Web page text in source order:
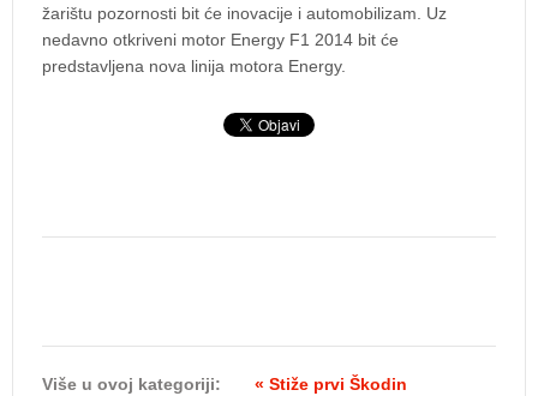
žarištu pozornosti bit će inovacije i automobilizam. Uz
nedavno otkriveni motor Energy F1 2014 bit će
predstavljena nova linija motora Energy.
Više u ovoj kategoriji:
« Stiže prvi Škodin